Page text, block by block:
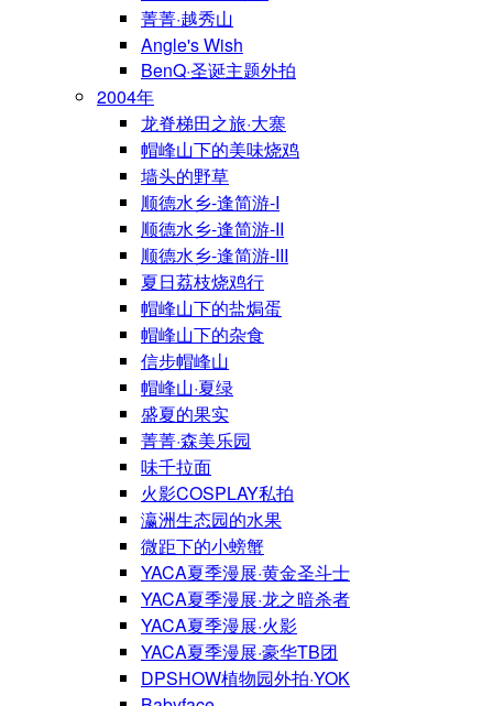
菁菁·越秀山
Angle's Wish
BenQ·圣诞主题外拍
2004年
龙脊梯田之旅·大寨
帽峰山下的美味烧鸡
墙头的野草
顺德水乡-逢简游-I
顺德水乡-逢简游-II
顺德水乡-逢简游-III
夏日荔枝烧鸡行
帽峰山下的盐焗蛋
帽峰山下的杂食
信步帽峰山
帽峰山·夏绿
盛夏的果实
菁菁·森美乐园
味千拉面
火影COSPLAY私拍
瀛洲生态园的水果
微距下的小螃蟹
YACA夏季漫展·黄金圣斗士
YACA夏季漫展·龙之暗杀者
YACA夏季漫展·火影
YACA夏季漫展·豪华TB团
DPSHOW植物园外拍·YOK